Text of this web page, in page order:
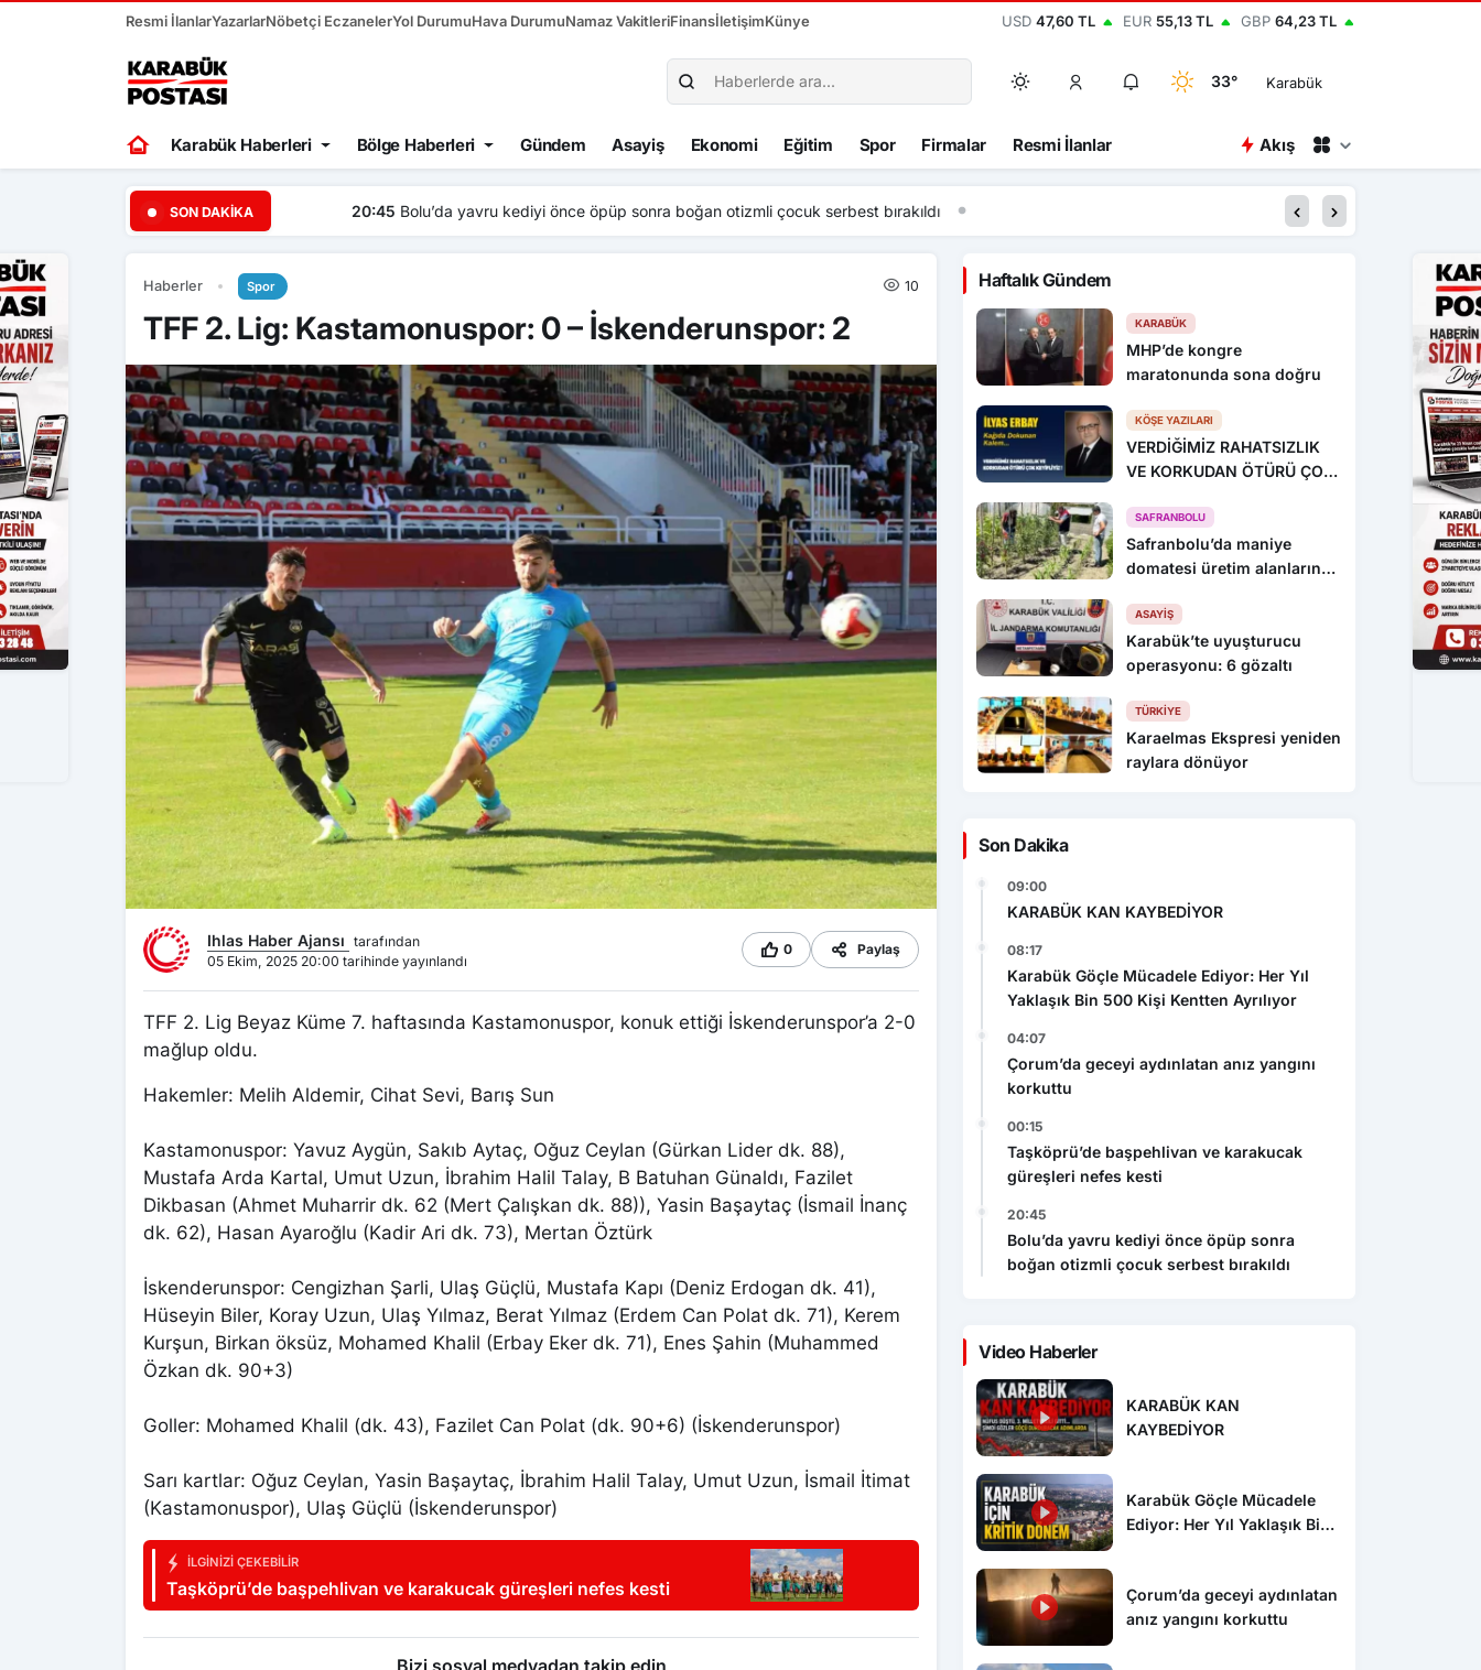
Resmi İlanlarYazarlarNöbetçi EczanelerYol DurumuHava DurumuNamaz VakitleriFinansİletişimKünye USD 47,60 TL EUR 55,13 TL GBP 64,23 TL
33° Karabük
Karabük Haberleri Bölge Haberleri Gündem Asayiş Ekonomi Eğitim Spor Firmalar Resmi İlanlar Akış
SON DAKIKA Bolu’da yavru kediyi önce öpüp sonra boğan otizmli çocuk serbest bırakıldı 20:37 Sürücü fren yerine
Haberler Spor 10
TFF 2. Lig: Kastamonuspor: 0 – İskenderunspor: 2
Ihlas Haber Ajansı tarafından
05 Ekim, 2025 20:00 tarihinde yayınlandı
0 Paylaş
TFF 2. Lig Beyaz Küme 7. haftasında Kastamonuspor, konuk ettiği İskenderunspor’a 2-0
mağlup oldu.
Hakemler: Melih Aldemir, Cihat Sevi, Barış Sun
Kastamonuspor: Yavuz Aygün, Sakıb Aytaç, Oğuz Ceylan (Gürkan Lider dk. 88),
Mustafa Arda Kartal, Umut Uzun, İbrahim Halil Talay, B Batuhan Günaldı, Fazilet
Dikbasan (Ahmet Muharrir dk. 62 (Mert Çalışkan dk. 88)), Yasin Başaytaç (İsmail İnanç
dk. 62), Hasan Ayaroğlu (Kadir Ari dk. 73), Mertan Öztürk
İskenderunspor: Cengizhan Şarli, Ulaş Güçlü, Mustafa Kapı (Deniz Erdogan dk. 41),
Hüseyin Biler, Koray Uzun, Ulaş Yılmaz, Berat Yılmaz (Erdem Can Polat dk. 71), Kerem
Kurşun, Birkan öksüz, Mohamed Khalil (Erbay Eker dk. 71), Enes Şahin (Muhammed
Özkan dk. 90+3)
Goller: Mohamed Khalil (dk. 43), Fazilet Can Polat (dk. 90+6) (İskenderunspor)
Sarı kartlar: Oğuz Ceylan, Yasin Başaytaç, İbrahim Halil Talay, Umut Uzun, İsmail İtimat
(Kastamonuspor), Ulaş Güçlü (İskenderunspor)
İLGINIZI ÇEKEBILIR
Taşköprü’de başpehlivan ve karakucak güreşleri nefes kesti
Bizi sosyal medyadan takip edin
Haftalık Gündem
KARABÜK
MHP’de kongre
maratonunda sona doğru
KÖŞE YAZILARI
VERDİĞİMİZ RAHATSIZLIK
VE KORKUDAN ÖTÜRÜ ÇOK
SAFRANBOLU
Safranbolu’da maniye
domatesi üretim alanlarında
ASAYIŞ
Karabük’te uyuşturucu
operasyonu: 6 gözaltı
TÜRKIYE
Karaelmas Ekspresi yeniden
raylara dönüyor
Son Dakika
09:00
KARABÜK KAN KAYBEDİYOR
08:17
Karabük Göçle Mücadele Ediyor: Her Yıl
Yaklaşık Bin 500 Kişi Kentten Ayrılıyor
04:07
Çorum’da geceyi aydınlatan anız yangını
korkuttu
00:15
Taşköprü’de başpehlivan ve karakucak
güreşleri nefes kesti
20:45
Bolu’da yavru kediyi önce öpüp sonra
boğan otizmli çocuk serbest bırakıldı
Video Haberler
KARABÜK KAN
KAYBEDİYOR
Karabük Göçle Mücadele
Ediyor: Her Yıl Yaklaşık Bin
Çorum’da geceyi aydınlatan
anız yangını korkuttu